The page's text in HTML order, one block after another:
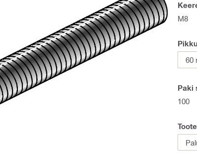
M8
60
Paki
100